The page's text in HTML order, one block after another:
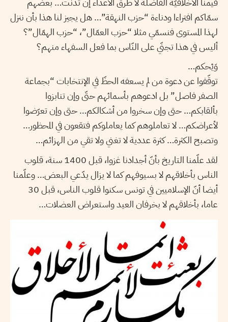
سمّاكم افتراءا ودناءة “حزب النهقة”… هل يجيز لنا هذا بأن ننزل
لهذا المستوى فنسمّي مثلا “حزب العمّال”، “حزب الهمّال”؟
أليس في هذا تجنّي على النّاس بما فعل السفهاء منهم؟
وَيْحكم…
توقّفوا عن دعوة من لم يسعفه الحظّ في الإنتخابات “بجماعة
الصفر فاصل” بل ادعوهم بأسمائهم حتّى وإن تنابزوا
بألقابكم… حتى وإن سخروا من أشكالكم… حتى وإن تعرّضوا
لأعراضكم… لا تعاملوهم كما يعاملوكم فتقعون في المحظور…
وتصبح الكثرة… كثرة عددية لا تغني ولا تقي من الهزائم…
لقد علّمنا التاريخ بأنّ أجدادنا غزوا، قبل 1400 سنة، قلوب
الناس بأخلاقهم لا بسيوفهم كما لا يزال يدّعي البعض… وعلّمنا
أيضا أنّ الإسلاميين في تونس سكنوا قلوب الناس، قبل 30
عاما، بأخلاقهم لا بخرفان العيد واستعراض العضلات…